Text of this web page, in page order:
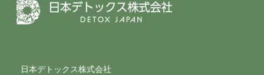
日本デトックス株式会社